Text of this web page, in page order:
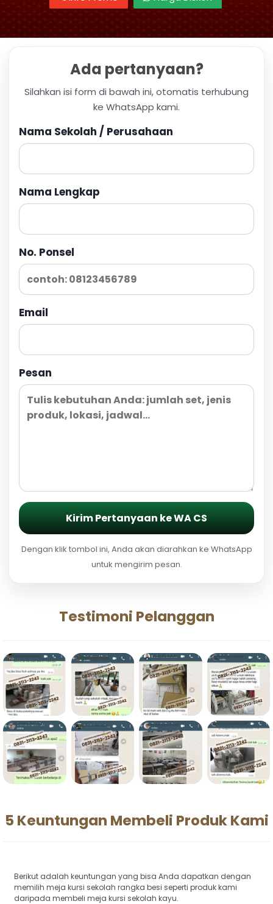
Ada pertanyaan?
Silahkan isi form di bawah ini, otomatis terhubung
ke WhatsApp kami.
Nama Sekolah / Perusahaan
Nama Lengkap
No. Ponsel
Email
Pesan
Kirim Pertanyaan ke WA CS
Dengan klik tombol ini, Anda akan diarahkan ke WhatsApp
untuk mengirim pesan.
Testimoni Pelanggan
5 Keuntungan Membeli Produk Kami
Berikut adalah keuntungan yang bisa Anda dapatkan dengan
memilih meja kursi sekolah rangka besi seperti produk kami
daripada membeli meja kursi sekolah kayu.